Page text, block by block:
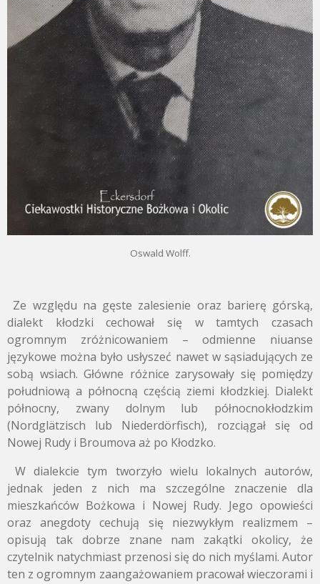
Oswald Wolff.
Ze względu na gęste zalesienie oraz barierę górską,
dialekt kłodzki cechował się w tamtych czasach
ogromnym zróżnicowaniem – odmienne niuanse
językowe można było usłyszeć nawet w sąsiadujących ze
sobą wsiach. Główne różnice zarysowały się pomiędzy
południową a północną częścią ziemi kłodzkiej. Dialekt
północny, zwany dolnym lub północnokłodzkim
(Nordglätzisch lub Niederdörfisch), rozciągał się od
Nowej Rudy i Broumova aż po Kłodzko.
W dialekcie tym tworzyło wielu lokalnych autorów,
jednak jeden z nich ma szczególne znaczenie dla
mieszkańców Bożkowa i Nowej Rudy. Jego opowieści
oraz anegdoty cechują się niezwykłym realizmem –
opisują tak dobrze znane nam zakątki okolicy, że
czytelnik natychmiast przenosi się do nich myślami. Autor
ten z ogromnym zaangażowaniem pracował wieczorami i